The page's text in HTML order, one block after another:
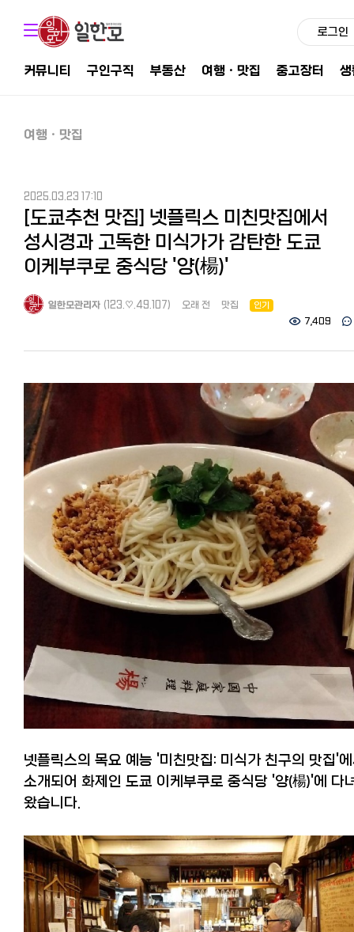
로그인
커뮤니티 구인구직 부동산 여행ㆍ맛집 중고장터
여행ㆍ맛집
2025.03.23 17:10
[도쿄추천 맛집] 넷플릭스 미친맛집에서
성시경과 고독한 미식가가 감탄한 도쿄
이케부쿠로 중식당 '양(楊)'
일한모관리자 (123.♡.49.107) 오래 전 맛집
인기
7,409
넷플릭스의 목요 예능 '미친맛집: 미식가 친구의 맛집'
소개되어 화제인 도쿄 이케부쿠로 중식당 '양(楊)'에 다
왔습니다.